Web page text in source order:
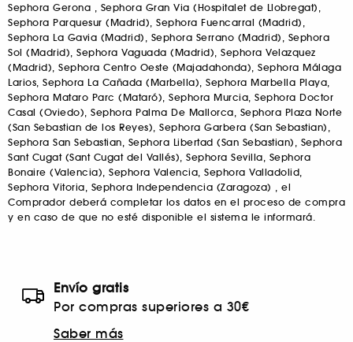
Sephora Gerona , Sephora Gran Via (Hospitalet de Llobregat),
Sephora Parquesur (Madrid), Sephora Fuencarral (Madrid),
Sephora La Gavia (Madrid), Sephora Serrano (Madrid), Sephora
Sol (Madrid), Sephora Vaguada (Madrid), Sephora Velazquez
(Madrid), Sephora Centro Oeste (Majadahonda), Sephora Málaga
Larios, Sephora La Cañada (Marbella), Sephora Marbella Playa,
Sephora Mataro Parc (Mataró), Sephora Murcia, Sephora Doctor
Casal (Oviedo), Sephora Palma De Mallorca, Sephora Plaza Norte
(San Sebastian de los Reyes), Sephora Garbera (San Sebastian),
Sephora San Sebastian, Sephora Libertad (San Sebastian), Sephora
Sant Cugat (Sant Cugat del Vallés), Sephora Sevilla, Sephora
Bonaire (Valencia), Sephora Valencia, Sephora Valladolid,
Sephora Vitoria, Sephora Independencia (Zaragoza) , el
Comprador deberá completar los datos en el proceso de compra
y en caso de que no esté disponible el sistema le informará.
Envío gratis
Por compras superiores a 30€
Saber más